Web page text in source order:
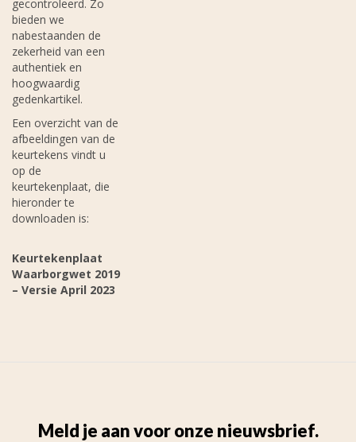
gecontroleerd. Zo
bieden we
nabestaanden de
zekerheid van een
authentiek en
hoogwaardig
gedenkartikel.
Een overzicht van de
afbeeldingen van de
keurtekens vindt u
op de
keurtekenplaat, die
hieronder te
downloaden is:
Keurtekenplaat
Waarborgwet 2019
– Versie April 2023
Meld je aan voor onze nieuwsbrief.